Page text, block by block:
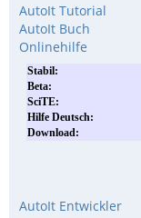
AutoIt Tutorial
AutoIt Buch
Onlinehilfe
AutoIt Entwickler